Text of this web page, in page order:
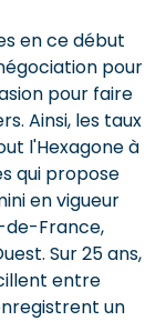
en ce début
pour
pour faire
Ainsi, les taux
l'Hexagone à
qui propose
en vigueur
de-France,
Sur 25 ans,
entre
un